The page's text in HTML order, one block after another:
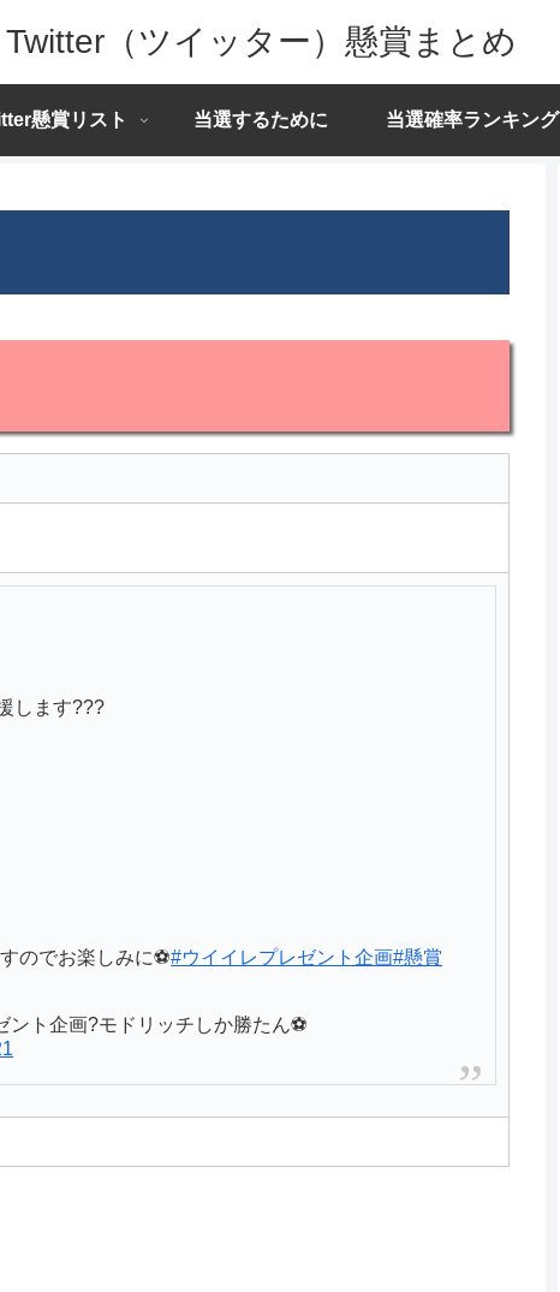
Twitter（ツイッター）懸賞まとめ
懸賞リスト 当選するために 当選確率ランキング
します???
のでお楽しみに⚽️#ウイイレプレゼント企画#懸賞
ント企画?モドリッチしか勝たん⚽️